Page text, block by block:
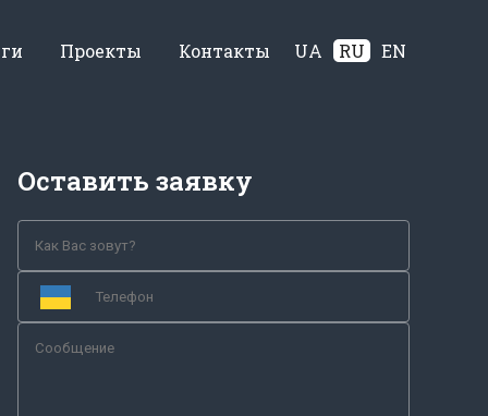
Проекты Контакты UA RU EN
Оставить заявку